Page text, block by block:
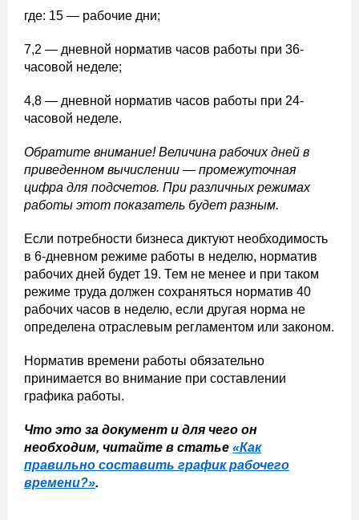
где: 15 — рабочие дни;
7,2 — дневной норматив часов работы при 36-
часовой неделе;
4,8 — дневной норматив часов работы при 24-
часовой неделе.
Обратите внимание! Величина рабочих дней в
приведенном вычислении — промежуточная
цифра для подсчетов. При различных режимах
работы этот показатель будет разным.
Если потребности бизнеса диктуют необходимость
в 6-дневном режиме работы в неделю, норматив
рабочих дней будет 19. Тем не менее и при таком
режиме труда должен сохраняться норматив 40
рабочих часов в неделю, если другая норма не
определена отраслевым регламентом или законом.
Норматив времени работы обязательно
принимается во внимание при составлении
графика работы.
Что это за документ и для чего он
необходим, читайте в статье «Как
правильно составить график рабочего
времени?».